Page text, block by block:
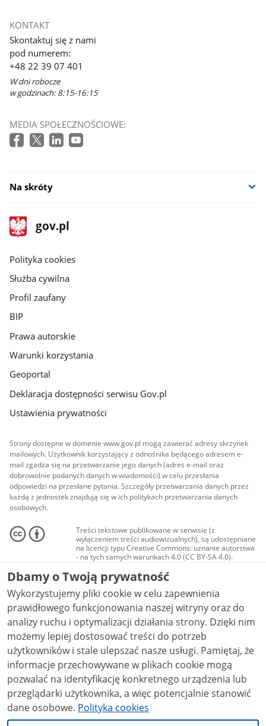
się
w
nowym
oknie
KONTAKT
Skontaktuj się z nami
pod numerem:
+48 22 39 07 401
W dni robocze
w godzinach: 8:15-16:15
MEDIA SPOŁECZNOŚCIOWE:
Na skróty
stopka
gov.pl
Strona
gov.pl
gov.pl
Polityka cookies
Służba cywilna
Profil zaufany
BIP
Prawa autorskie
Warunki korzystania
Geoportal
Deklaracja dostępności serwisu Gov.pl
Ustawienia prywatności
Strony dostępne w domenie www.gov.pl mogą zawierać adresy skrzynek
mailowych. Użytkownik korzystający z odnośnika będącego adresem e-
mail zgadza się na przetwarzanie jego danych (adres e-mail oraz
dobrowolnie podanych danych w wiadomości) w celu przesłania
odpowiedzi na przesłane pytania. Szczegóły przetwarzania danych przez
każdą z jednostek znajdują się w ich politykach przetwarzania danych
osobowych.
Treści tekstowe publikowane w serwisie (z
wyłączeniem treści audiowizualnych), są udostępniane
na licencji typu Creative Commons: uznanie autorstwa
- na tych samych warunkach 4.0 (CC BY-SA 4.0).
Materiały audiowizualne, w tym zdjęcia, materiały
audio i wideo, są udostępniane na licencji typu
Creative Commons: uznanie autorstwa użycie
niekomercyjne - bez utworów zależnych 4.0 (CC BY-
NC-ND 4.0), o ile nie jest to stwierdzone inaczej.
Dbamy o Twoją prywatność
Wykorzystujemy pliki cookie w celu zapewnienia
prawidłowego funkcjonowania naszej witryny oraz do
analizy ruchu i optymalizacji działania strony. Dzięki nim
możemy lepiej dostosować treści do potrzeb
użytkowników i stale ulepszać nasze usługi. Pamiętaj, że
informacje przechowywane w plikach cookie mogą
pozwalać na identyfikację konkretnego urządzenia lub
przeglądarki użytkownika, a więc potencjalnie stanowić
dane osobowe. Polityka cookies